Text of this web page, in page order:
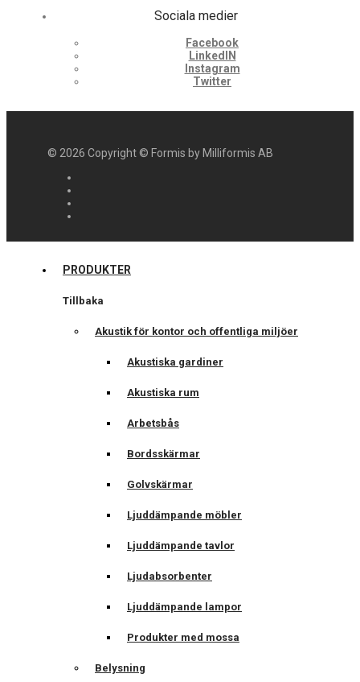
Sociala medier
Facebook
LinkedIN
Instagram
Twitter
© 2026 Copyright © Formis by Milliformis AB
PRODUKTER
Tillbaka
Akustik för kontor och offentliga miljöer
Akustiska gardiner
Akustiska rum
Arbetsbås
Bordsskärmar
Golvskärmar
Ljuddämpande möbler
Ljuddämpande tavlor
Ljudabsorbenter
Ljuddämpande lampor
Produkter med mossa
Belysning